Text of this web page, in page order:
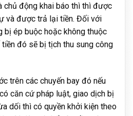
chủ động khai báo thì thì được
và được trả lại tiền. Đối với
bị ép buộc hoặc không thuộc
đó sẽ bị tịch thu sung công
trên các chuyến bay đó nếu
căn cứ pháp luật, giao dịch bị
dối thì có quyền khởi kiện theo